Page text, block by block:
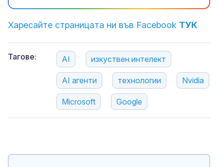
Харесайте страницата ни във Facebook ТУК
Тагове: AI изкуствен интелект
AI агенти технологии Nvidia
Microsoft Google